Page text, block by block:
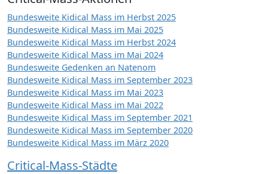
Bundesweite Kidical Mass im Herbst 2025
Bundesweite Kidical Mass im Mai 2025
Bundesweite Kidical Mass im Herbst 2024
Bundesweite Kidical Mass im Mai 2024
Bundesweite Gedenken an Natenom
Bundesweite Kidical Mass im September 2023
Bundesweite Kidical Mass im Mai 2023
Bundesweite Kidical Mass im Mai 2022
Bundesweite Kidical Mass im September 2021
Bundesweite Kidical Mass im September 2020
Bundesweite Kidical Mass im März 2020
Critical-Mass-Städte